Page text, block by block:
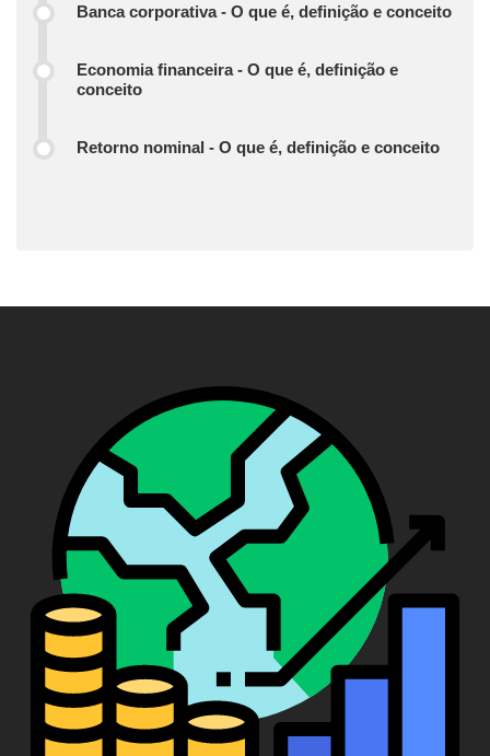
Banca corporativa - O que é, definição e conceito
Economia financeira - O que é, definição e
conceito
Retorno nominal - O que é, definição e conceito